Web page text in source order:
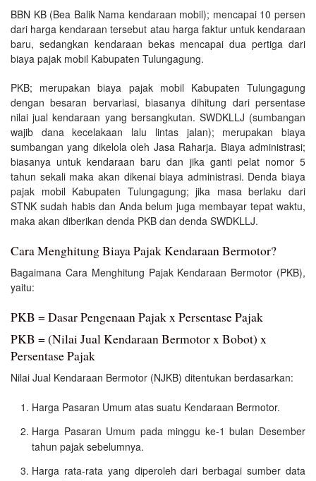
BBN KB (Bea Balik Nama kendaraan mobil); mencapai 10 persen
dari harga kendaraan tersebut atau harga faktur untuk kendaraan
baru, sedangkan kendaraan bekas mencapai dua pertiga dari
biaya pajak mobil Kabupaten Tulungagung.
PKB; merupakan biaya pajak mobil Kabupaten Tulungagung
dengan besaran bervariasi, biasanya dihitung dari persentase
nilai jual kendaraan yang bersangkutan. SWDKLLJ (sumbangan
wajib dana kecelakaan lalu lintas jalan); merupakan biaya
sumbangan yang dikelola oleh Jasa Raharja. Biaya administrasi;
biasanya untuk kendaraan baru dan jika ganti pelat nomor 5
tahun sekali maka akan dikenai biaya administrasi. Denda biaya
pajak mobil Kabupaten Tulungagung; jika masa berlaku dari
STNK sudah habis dan Anda belum juga membayar tepat waktu,
maka akan diberikan denda PKB dan denda SWDKLLJ.
Cara Menghitung Biaya Pajak Kendaraan Bermotor?
Bagaimana Cara Menghitung Pajak Kendaraan Bermotor (PKB),
yaitu:
PKB = Dasar Pengenaan Pajak x Persentase Pajak
PKB = (Nilai Jual Kendaraan Bermotor x Bobot) x
Persentase Pajak
Nilai Jual Kendaraan Bermotor (NJKB) ditentukan berdasarkan:
Harga Pasaran Umum atas suatu Kendaraan Bermotor.
Harga Pasaran Umum pada minggu ke-1 bulan Desember
tahun pajak sebelumnya.
Harga rata-rata yang diperoleh dari berbagai sumber data